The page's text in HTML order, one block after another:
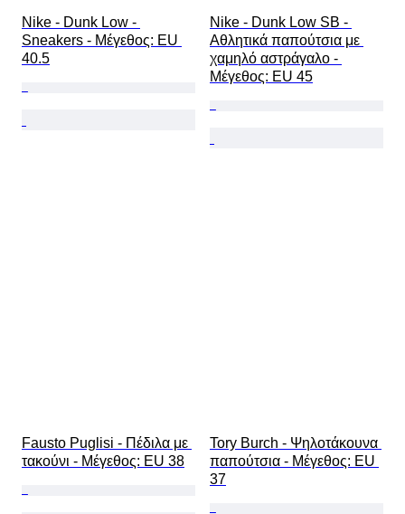
Nike - Dunk Low -
Sneakers - Mέγεθος: EU
40.5
Nike - Dunk Low SB -
Αθλητικά παπούτσια με
χαμηλό αστράγαλο -
Mέγεθος: EU 45
Fausto Puglisi - Πέδιλα με
τακούνι - Mέγεθος: EU 38
Tory Burch - Ψηλοτάκουνα
παπούτσια - Mέγεθος: EU
37